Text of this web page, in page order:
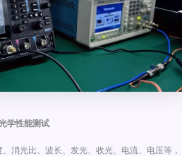
学性能测试
消光比、波长、发光、收光、电流、电压等，